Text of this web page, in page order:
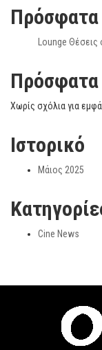
Lounge Θέσεις
Πρόσφατα
Χωρίς σχόλια για
Ιστορικό
Μάιος 2025
Cine News